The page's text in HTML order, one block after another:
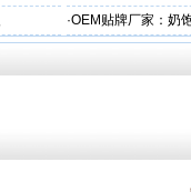
工
·OEM贴牌厂家：奶
一步！